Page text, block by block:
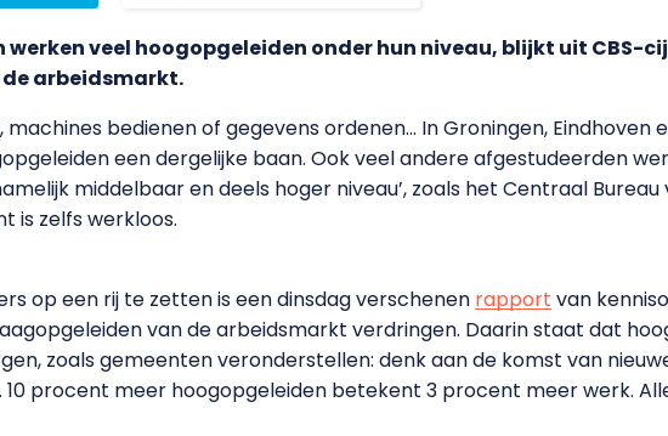
veel hoogopgeleiden onder hun niveau, blijkt uit CBS-
arbeidsmarkt.
bedienen of gegevens ordenen… In Groningen, Eindhoven
een dergelijke baan. Ook veel andere afgestudeerden
middelbaar en deels hoger niveau’, zoals het Centraal
is zelfs werkloos.
op een rij te zetten is een dinsdag verschenen rapport van
van de arbeidsmarkt verdringen. Daarin staat dat
zoals gemeenten veronderstellen: denk aan de komst van
procent meer hoogopgeleiden betekent 3 procent meer werk.